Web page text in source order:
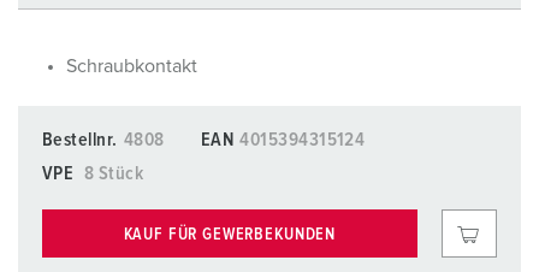
Schraubkontakt
Bestellnr. 4808 EAN 4015394315124
VPE
8 Stück
KAUF FÜR GEWERBEKUNDEN